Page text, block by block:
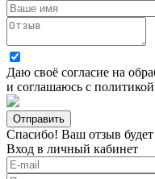
Даю своё согласие на
и соглашаюсь с
Спасибо! Ваш отзыв
Вход в личный кабинет